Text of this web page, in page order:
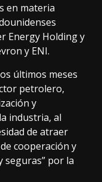
en materia
Energy Holding y
y ENI.
últimos meses
petrolero,
y
industria, al
de atraer
cooperación y
seguras” por la